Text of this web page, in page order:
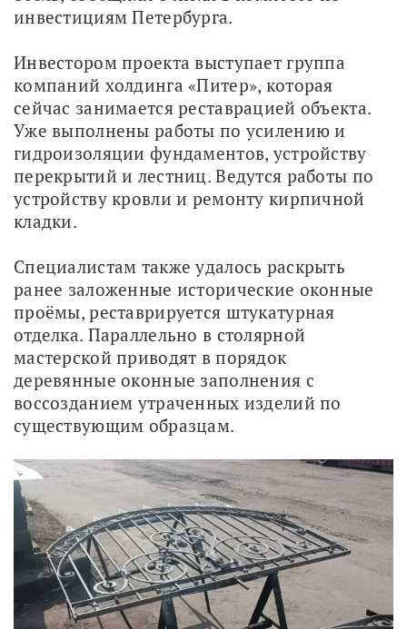
инвестициям Петербурга.
Инвестором проекта выступает группа
компаний холдинга «Питер», которая
сейчас занимается реставрацией объекта.
Уже выполнены работы по усилению и
гидроизоляции фундаментов, устройству
перекрытий и лестниц. Ведутся работы по
устройству кровли и ремонту кирпичной
кладки.
Специалистам также удалось раскрыть
ранее заложенные исторические оконные
проёмы, реставрируется штукатурная
отделка. Параллельно в столярной
мастерской приводят в порядок
деревянные оконные заполнения с
воссозданием утраченных изделий по
существующим образцам.